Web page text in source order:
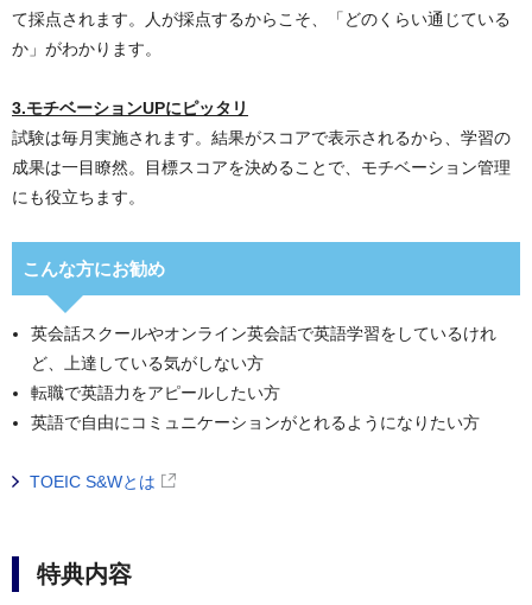
て採点されます。人が採点するからこそ、「どのくらい通じている
か」がわかります。
3.モチベーションUPにピッタリ
試験は毎月実施されます。結果がスコアで表示されるから、学習の
成果は一目瞭然。目標スコアを決めることで、モチベーション管理
にも役立ちます。
こんな方にお勧め
英会話スクールやオンライン英会話で英語学習をしているけれ
ど、上達している気がしない方
転職で英語力をアピールしたい方
英語で自由にコミュニケーションがとれるようになりたい方
TOEIC S&Wとは
特典内容